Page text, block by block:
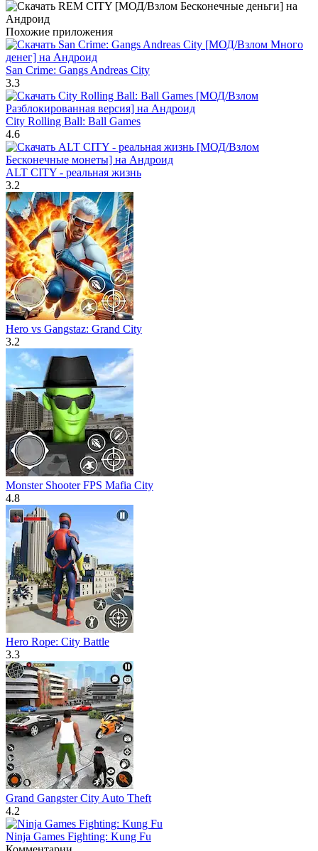
Похожие приложения
San Crime: Gangs Andreas City
3.3
City Rolling Ball: Ball Games
4.6
ALT CITY - реальная жизнь
3.2
Hero vs Gangstaz: Grand City
3.2
Monster Shooter FPS Mafia City
4.8
Hero Rope: City Battle
3.3
Grand Gangster City Auto Theft
4.2
Ninja Games Fighting: Kung Fu